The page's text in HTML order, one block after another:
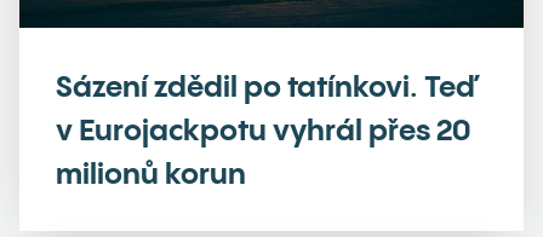
Sázení zdědil po tatínkovi. Teď
v Eurojackpotu vyhrál přes 20
milionů korun